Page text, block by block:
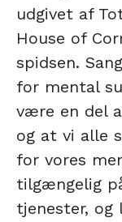
udgivet af
House of
spidsen.
for mental
være en del
og at vi alle
for vores
tilgængelig
tjenester,